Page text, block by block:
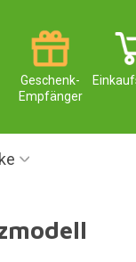
Geschenk-
Empfänger